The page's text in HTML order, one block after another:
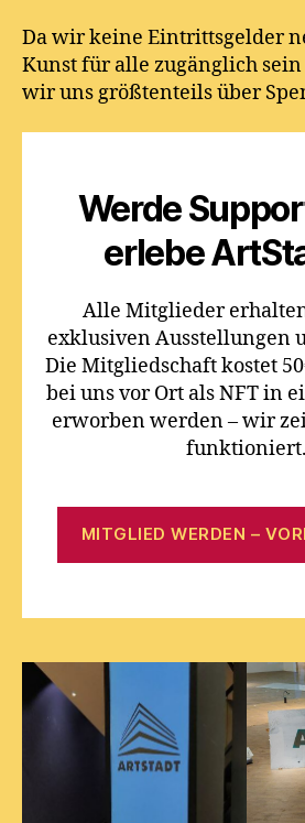
Da wir keine Eintrittsgelder
Kunst für alle zugänglich
wir uns größtenteils über
Werde
erlebe
Alle Mitglieder
exklusiven Ausstellungen
Die Mitgliedschaft kostet
bei uns vor Ort als NFT in
erworben werden – wir
funktioniert.
MITGLIED WERDEN –